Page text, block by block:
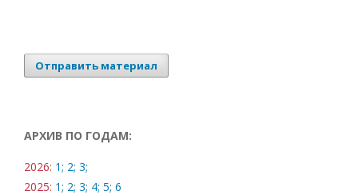
Отправить материал
АРХИВ ПО ГОДАМ:
2026: 1; 2; 3;
2025: 1; 2; 3; 4; 5; 6